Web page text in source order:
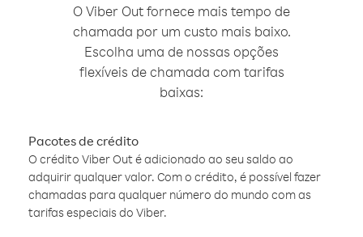
O Viber Out fornece mais tempo de
chamada por um custo mais baixo.
Escolha uma de nossas opções
flexíveis de chamada com tarifas
baixas:
Pacotes de crédito
O crédito Viber Out é adicionado ao seu saldo ao
adquirir qualquer valor. Com o crédito, é possível fazer
chamadas para qualquer número do mundo com as
tarifas especiais do Viber.